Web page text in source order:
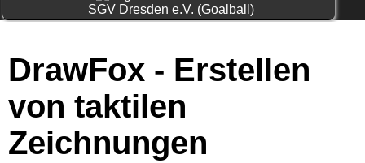
SGV Dresden e.V. (Goalball)
DrawFox - Erstellen
von taktilen
Zeichnungen